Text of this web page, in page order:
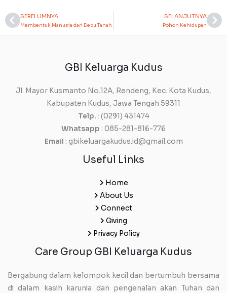
Prev
SEBELUMNYA
Membentuk Manusia dari Debu Tanah
SELANJUTNYA
Pohon Kehidupan
GBI Keluarga Kudus
Jl. Mayor Kusmanto No.12A, Rendeng, Kec. Kota Kudus,
Kabupaten Kudus, Jawa Tengah 59311
Telp. : (0291) 431474
Whatsapp : 085-281-816-776
Email : gbikeluargakudus.id@gmail.com
Useful Links
Home
About Us
Connect
Giving
Privacy Policy
Care Group GBI Keluarga Kudus
Bergabung dalam kelompok kecil dan bertumbuh bersama
di dalam kasih karunia dan pengenalan akan Tuhan dan